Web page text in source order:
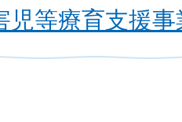
児等療育支援事